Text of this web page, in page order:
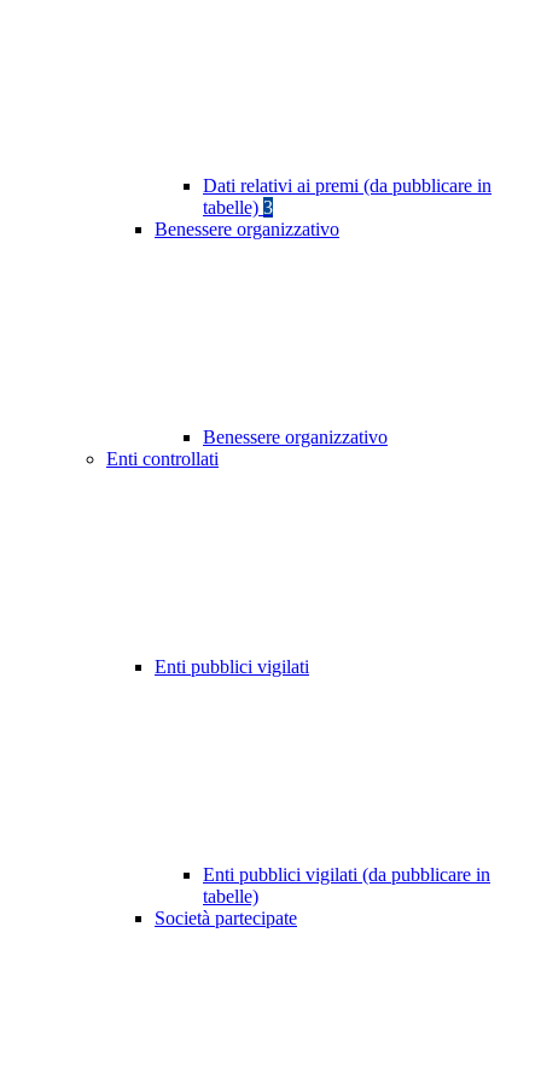
Dati relativi ai premi (da pubblicare in
tabelle) 3
Benessere organizzativo
Benessere organizzativo
Enti controllati
Enti pubblici vigilati
Enti pubblici vigilati (da pubblicare in
tabelle)
Società partecipate